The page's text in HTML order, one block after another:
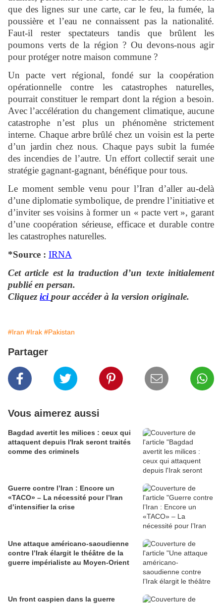
que des lignes sur une carte, car le feu, la fumée, la
poussière et l’eau ne connaissent pas la nationalité.
Faut-il rester spectateurs tandis que brûlent les
poumons verts de la région ? Ou devons-nous agir
pour protéger notre maison commune ?
Un pacte vert régional, fondé sur la coopération
opérationnelle contre les catastrophes naturelles,
pourrait constituer le rempart dont la région a besoin.
Avec l’accélération du changement climatique, aucune
catastrophe n’est plus un phénomène strictement
interne. Chaque arbre brûlé chez un voisin est la perte
d’un jardin chez nous. Chaque pays subit la fumée
des incendies de l’autre. Un effort collectif serait une
stratégie gagnant-gagnant, bénéfique pour tous.
Le moment semble venu pour l’Iran d’aller au-delà
d’une diplomatie symbolique, de prendre l’initiative et
d’inviter ses voisins à former un « pacte vert », garant
d’une coopération sérieuse, efficace et durable contre
les catastrophes naturelles.
*Source : IRNA
Cet article est la traduction d’un texte initialement
publié en persan.
Cliquezicipour accéder à la version originale.
#Iran #Irak #Pakistan
Partager
Vous aimerez aussi
Bagdad avertit les milices : ceux qui
attaquent depuis l'Irak seront traités
comme des criminels
Guerre contre l’Iran : Encore un
«TACO» – La nécessité pour l’Iran
d’intensifier la crise
Une attaque américano-saoudienne
contre l’Irak élargit le théâtre de la
guerre impérialiste au Moyen-Orient
Un front caspien dans la guerre